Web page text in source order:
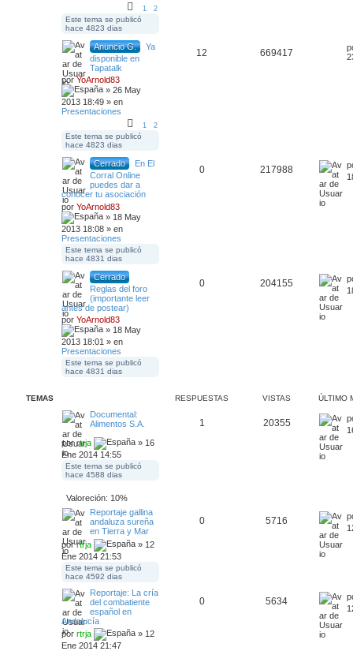
1 2
Este tema se publicó
hace 4823 dias
Anuncio G.
Ya
disponible en
Tapatalk
porYoArnold83
» 26 May
2013 18:49 » en
Presentaciones
1 2
Este tema se publicó
hace 4823 dias
12 669417
Cerrado
En El
Corral Online
puedes dar a
conocer tu asociación
por YoArnold83
» 18 May
2013 18:08 » en
Presentaciones
Este tema se publicó
hace 4831 dias
0 217988
Cerrado
Reglas del foro
(importante leer
antes de postear)
por YoArnold83
» 18 May
2013 18:01 » en
Presentaciones
Este tema se publicó
hace 4831 dias
0 204155
TEMAS RESPUESTAS VISTAS ÚLTIMO
Documental:
Alimentos S.A.
porrtrja
» 16
Ene 2014 14:55
Este tema se publicó
hace 4588 dias
Valoreción: 10%
1 20355
Reportaje gallina
andaluza sureña
en Tierra y Mar
porrtrja
» 12
Ene 2014 21:53
Este tema se publicó
hace 4592 dias
0 5716
Reportaje: La cría
del combatiente
español en
Andalucía
por rtrja
» 12
Ene 2014 21:47
0 5634